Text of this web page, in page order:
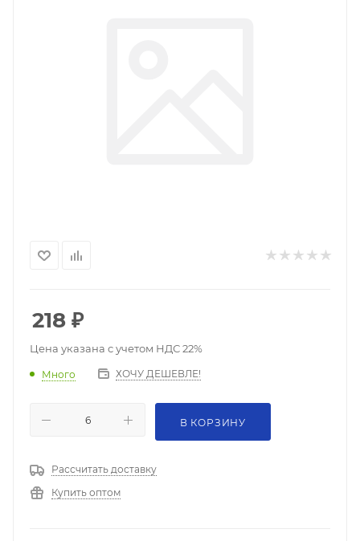
218 ₽
Цена указана с учетом НДС 22%
Много ХОЧУ ДЕШЕВЛЕ!
В КОРЗИНУ
Рассчитать доставку
Купить оптом